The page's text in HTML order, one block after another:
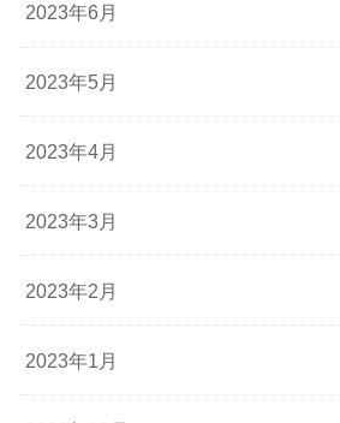
2023年6月
2023年5月
2023年4月
2023年3月
2023年2月
2023年1月